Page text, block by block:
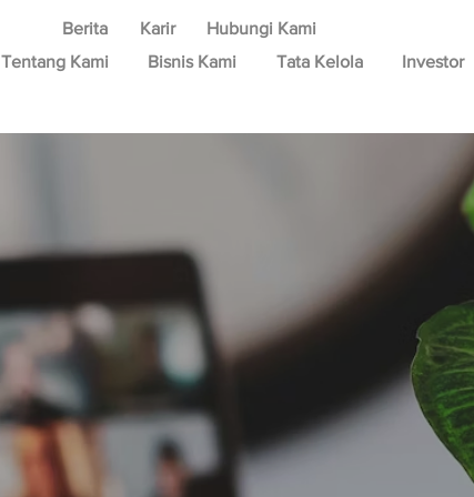
Berita Karir
Hubungi Kami
Tentang Kami Bisnis Kami Tata Kelola Investor